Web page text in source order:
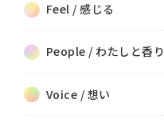
Feel / 感じる
People / わたしと香り
Voice / 想い